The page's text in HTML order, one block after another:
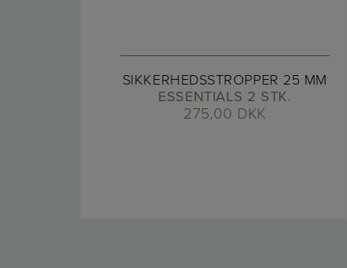
SIKKERHEDSSTROPPER 25 MM
ESSENTIALS 2 STK.
275,00 DKK